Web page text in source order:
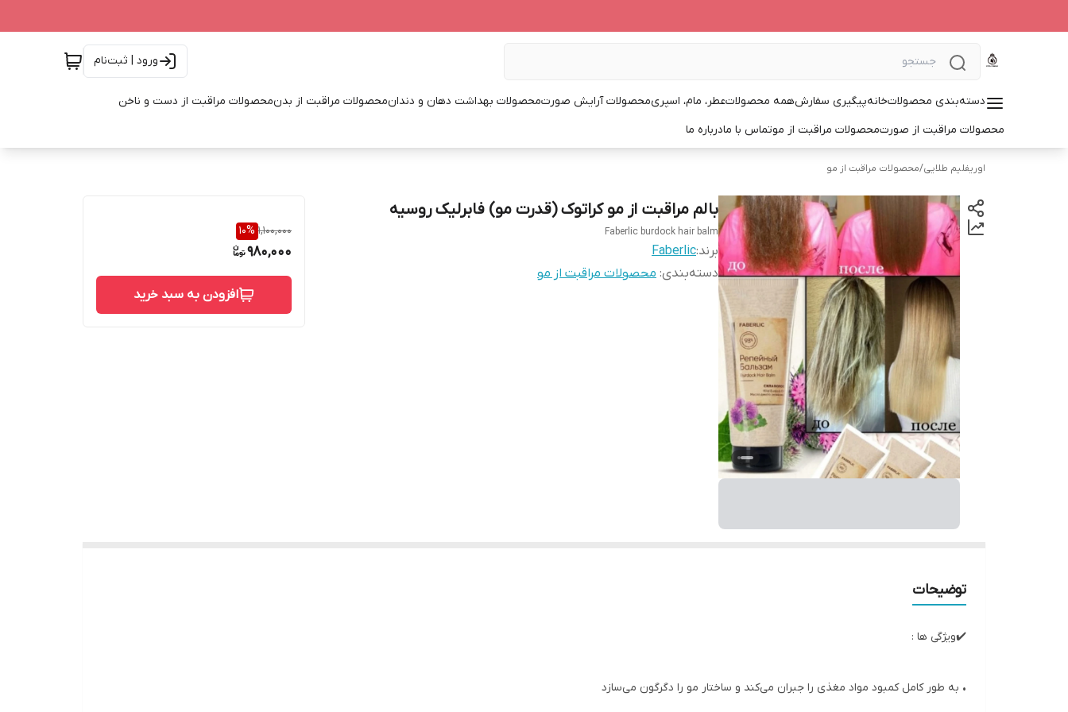
ورود | ثبت‌نام
دسته‌بندی محصولاتخانهپیگیری سفارشهمه محصولاتعطر، مام، اسپریمحصولات آرایش صورتمحصولات بهداشت دهان و دندانمحصولات مراقبت از بدنمحصولات مراقبت از دست و ناخن
محصولات مراقبت از صورتمحصولات مراقبت از موتماس با مادرباره ما
اوریفلیم طلایی/محصولات مراقبت از مو
بالم مراقبت از مو کراتوک (قدرت مو) فابرلیک روسیه
Faberlic burdock hair balm
برند:Faberlic
دسته‌بندی: محصولات مراقبت از مو
1,100,000
10%
980,000
افزودن به سبد خرید
توضیحات
✔️ویژگی ها :
• به طور کامل کمبود مواد مغذی را جبران می‌کند و ساختار مو را دگرگون می‌سازد